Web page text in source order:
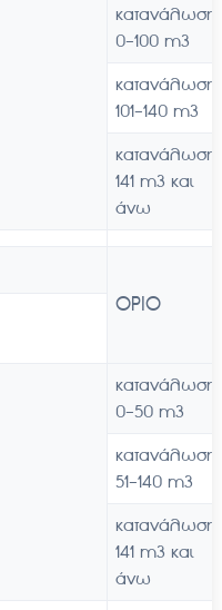
κατανάλωση
0-100 m3
κατανάλωση
101-140 m3
κατανάλωση
141 m3 και
άνω
ΟΡΙΟ
κατανάλωση
0-50 m3
κατανάλωση
51-140 m3
κατανάλωση
141 m3 και
άνω